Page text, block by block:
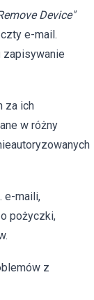
Device"
e-mail.
zapisywanie
za ich
w różny
e-maili,
pożyczki,
z